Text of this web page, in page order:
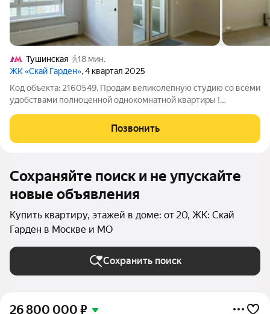
Тушинская
18 мин.
ЖК «Скай Гарден», 4 квартал 2025
Код объекта: 2160549. Продам великолепную студию со всеми
удобствами полноценной однокомнатной квартиры !
легкостью разместиться спальное место, ТВ-зона, шкаф для
хранения вещей. Кухня 6,7 кв.м
Позвонить
Сохраняйте поиск и не упускайте
новые объявления
Купить квартиру, этажей в доме: от 20, ЖК: Скай
Гарден в Москве и МО
Сохранить поиск
26 800 000 ₽